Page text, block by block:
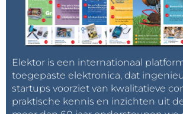
Elektor is een internationaal
toegepaste elektronica, dat
startups voorziet van kwalitatieve
praktische kennis en inzichten uit